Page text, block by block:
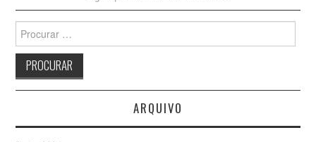
for:
ARQUIVO